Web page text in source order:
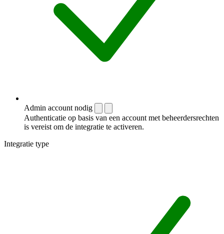
Admin account nodig
Authenticatie op basis van een account met beheerdersrechten
is vereist om de integratie te activeren.
Integratie type